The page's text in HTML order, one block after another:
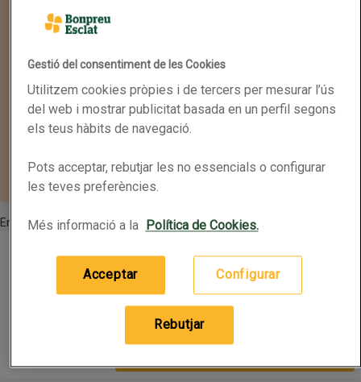
En oferta
Intens
Lot estalvi a 53,85 euros/lot. Clica aquí
16 per paquet (0,31 € per article)
4,95 €
Gestió del consentiment de les Cookies
Utilitzem cookies pròpies i de tercers per mesurar l’ús
del web i mostrar publicitat basada en un perfil segons
els teus hàbits de navegació.
Pots acceptar, rebutjar les no essencials o configurar
les teves preferències.
Més informació a la Política de Cookies.
Configurar
Rebutjar
Acceptar